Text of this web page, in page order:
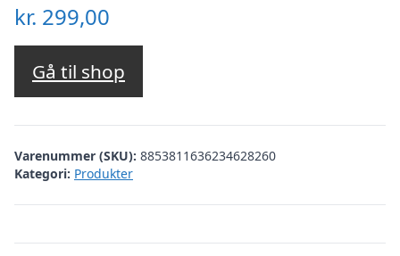
kr. 299,00
Gå til shop
Varenummer (SKU): 8853811636234628260
Kategori: Produkter